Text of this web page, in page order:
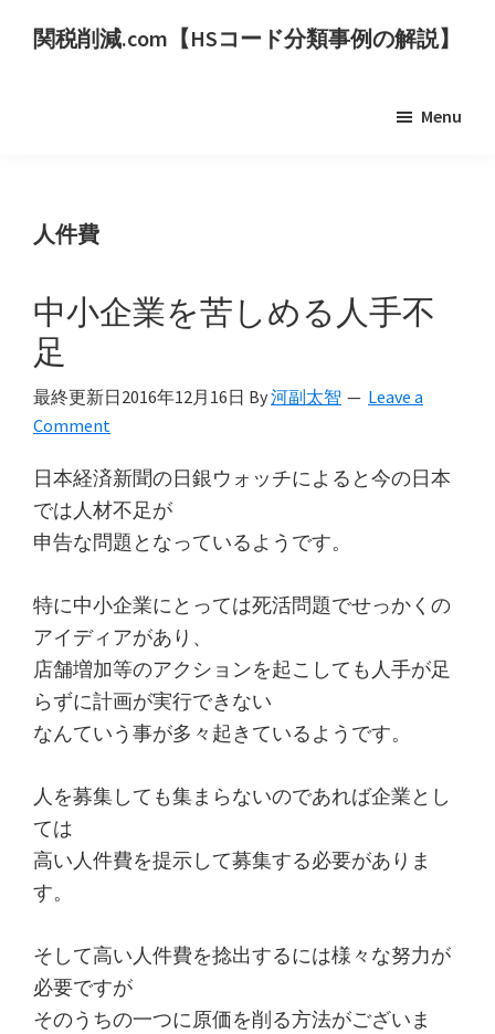
関税削減.com【HSコード分類事例の解説】
ー
分
類
事
例
を
い
た
関
削
減
手
法
を
介
し
ま
す。
Menu
人件費
中小企業を苦しめる人手不
足
最終更新日2016年12月16日 By河副太智
Leave a
Comment
日本経済新聞の日銀ウォッチによると今の日本
では人材不足が
申告な問題となっているようです。
特に中小企業にとっては死活問題でせっかくの
アイディアがあり、
店舗増加等のアクションを起こしても人手が足
らずに計画が実行できない
なんていう事が多々起きているようです。
人を募集しても集まらないのであれば企業とし
ては
高い人件費を提示して募集する必要がありま
す。
そして高い人件費を捻出するには様々な努力が
必要ですが
そのうちの一つに原価を削る方法がございま